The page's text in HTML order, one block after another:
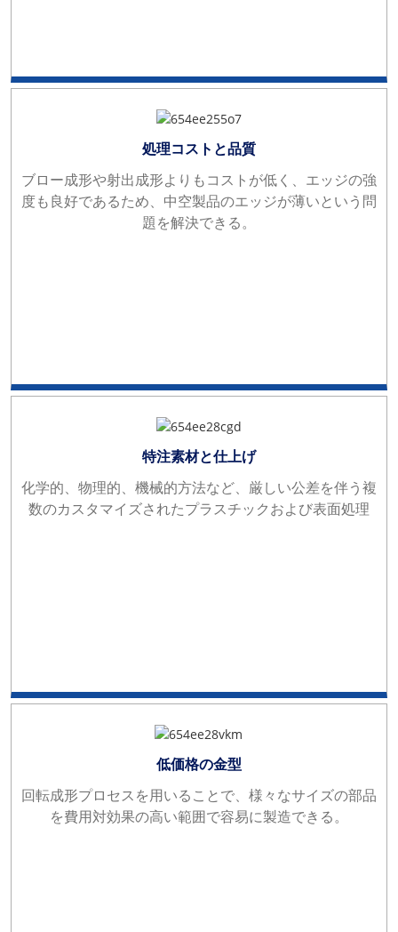
処理コストと品質
ブロー成形や射出成形よりもコストが低く、エッジの強
度も良好であるため、中空製品のエッジが薄いという問
題を解決できる。
特注素材と仕上げ
化学的、物理的、機械的方法など、厳しい公差を伴う複
数のカスタマイズされたプラスチックおよび表面処理
低価格の金型
回転成形プロセスを用いることで、様々なサイズの部品
を費用対効果の高い範囲で容易に製造できる。